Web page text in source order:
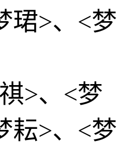
珺>、<梦
>、<梦
耘>、<梦